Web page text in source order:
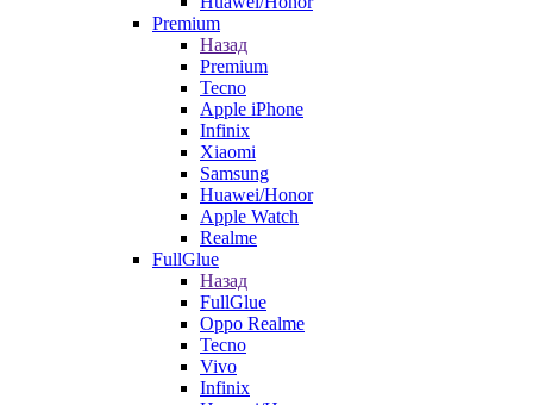
Premium
Назад
Premium
Tecno
Apple iPhone
Infinix
Xiaomi
Samsung
Huawei/Honor
Apple Watch
Realme
FullGlue
Назад
FullGlue
Oppo Realme
Tecno
Vivo
Infinix